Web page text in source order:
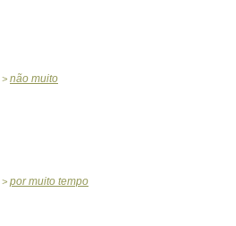
> não muito
> por muito tempo